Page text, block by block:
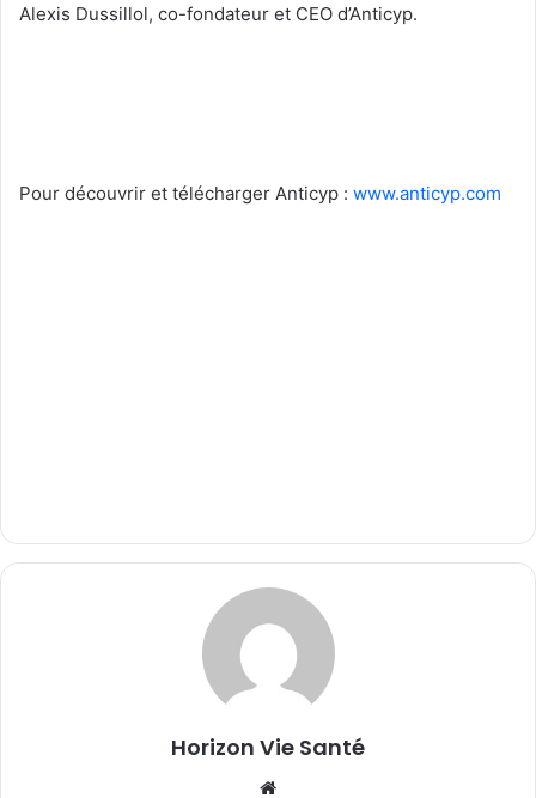
Alexis Dussillol, co-fondateur et CEO d’Anticyp.
Pour découvrir et télécharger Anticyp : www.anticyp.com
Horizon Vie Santé